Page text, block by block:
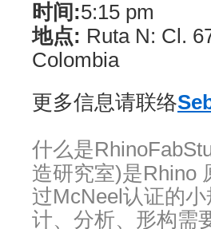
时间:5:15 pm
地点: Ruta N: Cl.
Colombia
更多信息请联络
什么是
造研究室)是Rhino
过McNeel认证的
计、分析、形构需